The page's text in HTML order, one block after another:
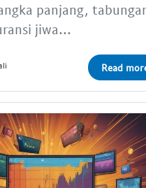
panjang,
jiwa...
Read